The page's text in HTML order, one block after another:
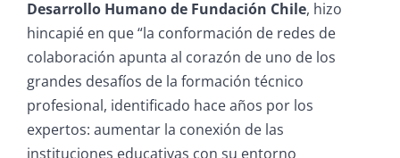
Desarrollo Humano de Fundación Chile, hizo
hincapié en que “la conformación de redes de
colaboración apunta al corazón de uno de los
grandes desafíos de la formación técnico
profesional, identificado hace años por los
expertos: aumentar la conexión de las
instituciones educativas con su entorno